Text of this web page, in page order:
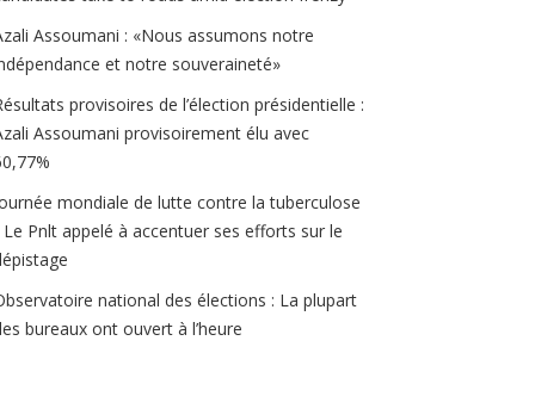
Assoumani : «Nous assumons notre
et notre souveraineté»
provisoires de l’élection présidentielle :
Assoumani provisoirement élu avec
mondiale de lutte contre la tuberculose
Pnlt appelé à accentuer ses efforts sur le
national des élections : La plupart
bureaux ont ouvert à l’heure